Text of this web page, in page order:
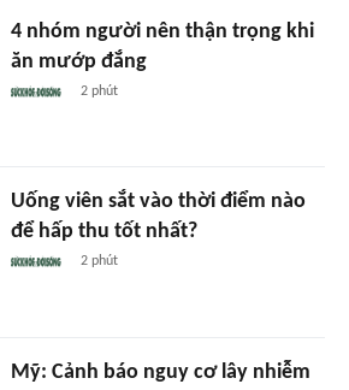
4 nhóm người nên thận trọng khi
ăn mướp đắng
2 phút
Uống viên sắt vào thời điểm nào
để hấp thu tốt nhất?
2 phút
Mỹ: Cảnh báo nguy cơ lây nhiễm